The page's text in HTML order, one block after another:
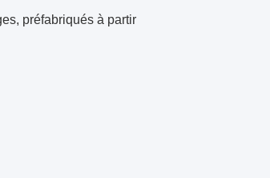
préfabriqués à partir